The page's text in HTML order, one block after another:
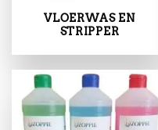
VLOERWAS EN
STRIPPER